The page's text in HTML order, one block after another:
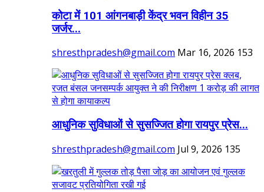
कोटा में 101 आंगनबाड़ी केंद्र भवन विहीन 35
जर्जर...
shresthpradesh@gmail.com Mar 16, 2026 153
आधुनिक सुविधाओं से सुसज्जित होगा रायपुर प्रेस...
shresthpradesh@gmail.com Jul 9, 2026 135